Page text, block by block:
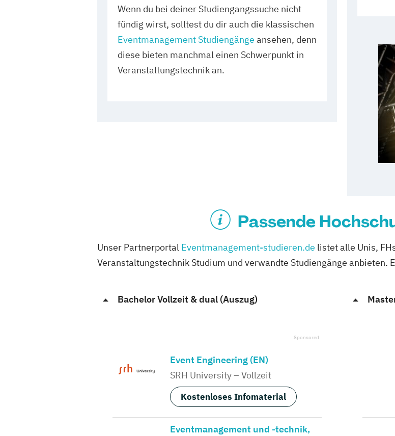
Wenn du bei deiner Studiengangssuche nicht
fündig wirst, solltest du dir auch die klassischen
Eventmanagement Studiengänge ansehen, denn
diese bieten manchmal einen Schwerpunkt in
Veranstaltungstechnik an.
Passende
Unser Partnerportal Eventmanagement-studieren.de listet alle Unis,
Veranstaltungstechnik Studium und verwandte Studiengänge
Bachelor Vollzeit & dual (Auszug)
Event Engineering (EN)
SRH University – Vollzeit
Kostenloses Infomaterial
Eventmanagement und -technik,